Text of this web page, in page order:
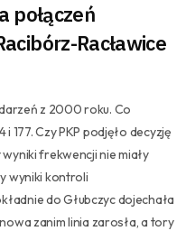
połączeń
Racławice
z 2000 roku. Co
177. Czy PKP podjęło decyzję
frekwencji nie miały
wyniki kontroli
do Głubczyc dojechała
zanim linia zarosła, a tory